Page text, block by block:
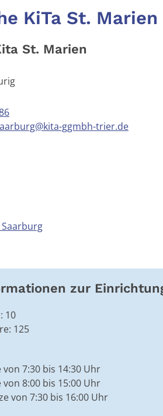
KiTa St.
St. Marien
ggmbh-trier.de
zur
10
125
7:30 bis 14:30 Uhr
8:00 bis 15:00 Uhr
von 7:30 bis 16:00 Uhr